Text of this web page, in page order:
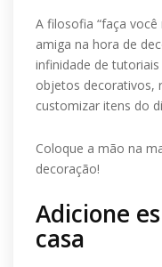
A filosofia “faça
amiga na hora de
infinidade de
objetos decorativos,
customizar itens do
Coloque a mão na
decoração!
Adicione
casa